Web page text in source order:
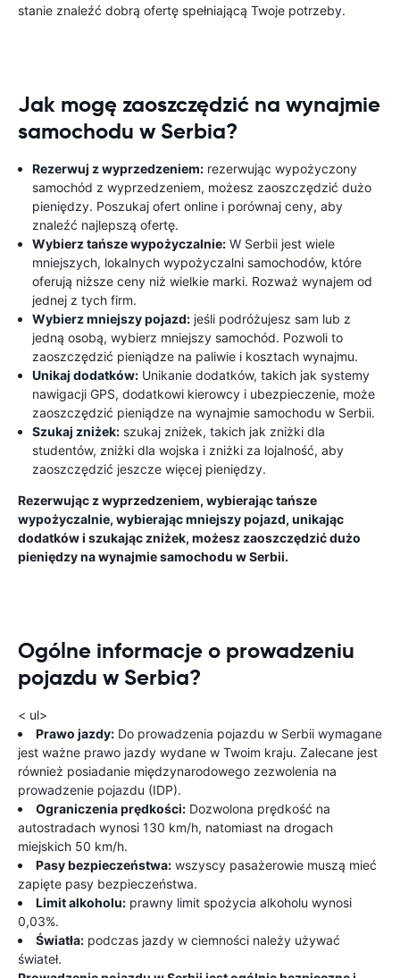
stanie znaleźć dobrą ofertę spełniającą Twoje potrzeby.
Jak mogę zaoszczędzić na wynajmie
samochodu w Serbia?
Rezerwuj z wyprzedzeniem: rezerwując wypożyczony
samochód z wyprzedzeniem, możesz zaoszczędzić dużo
pieniędzy. Poszukaj ofert online i porównaj ceny, aby
znaleźć najlepszą ofertę.
Wybierz tańsze wypożyczalnie: W Serbii jest wiele
mniejszych, lokalnych wypożyczalni samochodów, które
oferują niższe ceny niż wielkie marki. Rozważ wynajem od
jednej z tych firm.
Wybierz mniejszy pojazd: jeśli podróżujesz sam lub z
jedną osobą, wybierz mniejszy samochód. Pozwoli to
zaoszczędzić pieniądze na paliwie i kosztach wynajmu.
Unikaj dodatków: Unikanie dodatków, takich jak systemy
nawigacji GPS, dodatkowi kierowcy i ubezpieczenie, może
zaoszczędzić pieniądze na wynajmie samochodu w Serbii.
Szukaj zniżek: szukaj zniżek, takich jak zniżki dla
studentów, zniżki dla wojska i zniżki za lojalność, aby
zaoszczędzić jeszcze więcej pieniędzy.
Rezerwując z wyprzedzeniem, wybierając tańsze
wypożyczalnie, wybierając mniejszy pojazd, unikając
dodatków i szukając zniżek, możesz zaoszczędzić dużo
pieniędzy na wynajmie samochodu w Serbii.
Ogólne informacje o prowadzeniu
pojazdu w Serbia?
< ul>
Prawo jazdy: Do prowadzenia pojazdu w Serbii wymagane
jest ważne prawo jazdy wydane w Twoim kraju. Zalecane jest
również posiadanie międzynarodowego zezwolenia na
prowadzenie pojazdu (IDP).
Ograniczenia prędkości: Dozwolona prędkość na
autostradach wynosi 130 km/h, natomiast na drogach
miejskich 50 km/h.
Pasy bezpieczeństwa: wszyscy pasażerowie muszą mieć
zapięte pasy bezpieczeństwa.
Limit alkoholu: prawny limit spożycia alkoholu wynosi
0,03%.
Światła: podczas jazdy w ciemności należy używać
świateł.